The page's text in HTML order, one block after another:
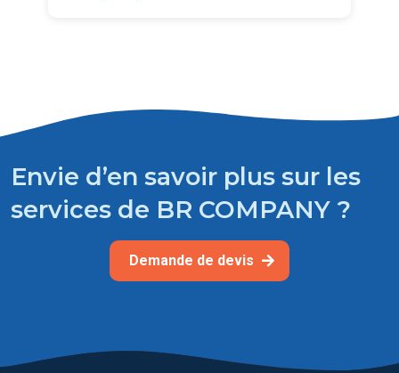
Envie d’en savoir plus sur les
services de BR COMPANY ?
Demande de devis